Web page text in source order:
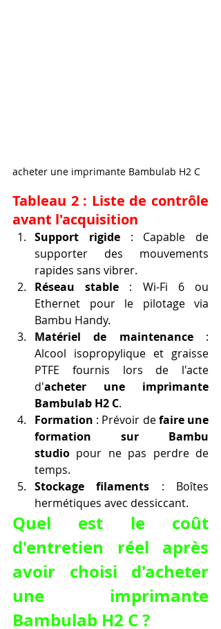
acheter une imprimante Bambulab H2 C
Tableau 2 : Liste de contrôle
avant l'acquisition
Support rigide : Capable de
supporter des mouvements
rapides sans vibrer.
Réseau stable : Wi-Fi 6 ou
Ethernet pour le pilotage via
Bambu Handy.
Matériel de maintenance :
Alcool isopropylique et graisse
PTFE fournis lors de l'acte
d'acheter une imprimante
Bambulab H2 C.
Formation : Prévoir de faire une
formation sur Bambu
studio pour ne pas perdre de
temps.
Stockage filaments : Boîtes
hermétiques avec dessiccant.
Quel est le coût
d'entretien réel après
avoir choisi d'acheter
une imprimante
Bambulab H2 C ?